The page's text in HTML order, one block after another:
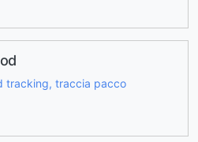
tracking, traccia pacco